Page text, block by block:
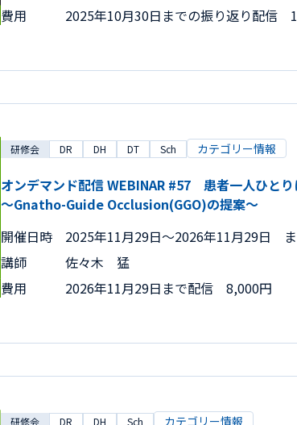
費用
2025年10月30日までの振り返り配信
研修会 DR DH DT Sch カテゴリー情報
オンデマンド配信 WEBINAR #57 患者一人ひと
～Gnatho-Guide Occlusion(GGO)の提案～
開催日時
2025年11月29日〜2026年11月29日
講師
佐々木 猛
費用
2026年11月29日まで配信 8,000円
研修会 DR DH Sch カテゴリー情報